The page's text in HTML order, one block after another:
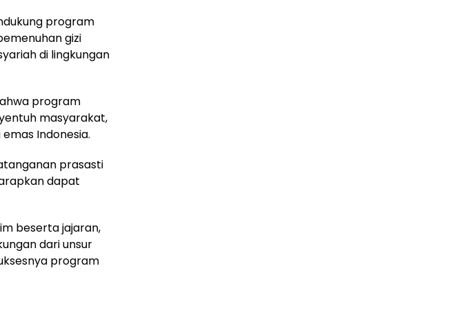
program
gizi
di lingkungan
program
masyarakat,
Indonesia.
prasasti
dapat
beserta jajaran,
dari unsur
program